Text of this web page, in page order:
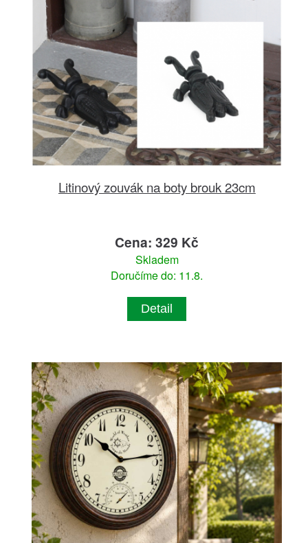
Litinový zouvák na boty brouk 23cm
Cena: 329 Kč
Skladem
Doručíme do: 11.8.
Detail